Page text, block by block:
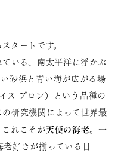
タートです。
いる、南太平洋に浮かぶ
砂浜と青い海が広がる場
プロン）という品種の
研究機関によって世界最
れこそが天使の海老。一
好きが揃っている日